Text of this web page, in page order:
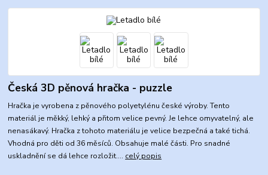
Česká 3D pěnová hračka - puzzle
Hračka je vyrobena z pěnového polyetylénu české výroby. Tento
materiál je měkký, lehký a přitom velice pevný. Je lehce omyvatelný, ale
nenasákavý. Hračka z tohoto materiálu je velice bezpečná a také tichá.
Vhodná pro děti od 36 měsíců. Obsahuje malé části. Pro snadné
uskladnění se dá lehce rozložit.... celý popis